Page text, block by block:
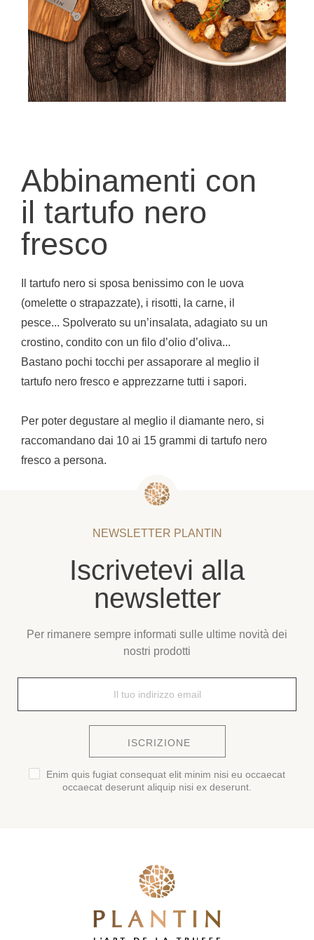
Abbinamenti con
il tartufo nero
fresco
Il tartufo nero si sposa benissimo con le uova
(omelette o strapazzate), i risotti, la carne, il
pesce... Spolverato su un’insalata, adagiato su un
crostino, condito con un filo d’olio d’oliva...
Bastano pochi tocchi per assaporare al meglio il
tartufo nero fresco e apprezzarne tutti i sapori.
Per poter degustare al meglio il diamante nero, si
raccomandano dai 10 ai 15 grammi di tartufo nero
fresco a persona.
NEWSLETTER PLANTIN
Iscrivetevi alla
newsletter
Per rimanere sempre informati sulle ultime novità dei
nostri prodotti
ISCRIZIONE
Enim quis fugiat consequat elit minim nisi eu occaecat
occaecat deserunt aliquip nisi ex deserunt.